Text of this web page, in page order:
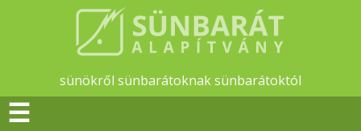
sünökről sünbarátoknak sünbarátoktól
☰